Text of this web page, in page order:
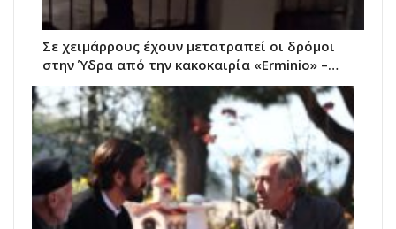
Σε χειμάρρους έχουν μετατραπεί οι δρόμοι
στην Ύδρα από την κακοκαιρία «Erminio» –…